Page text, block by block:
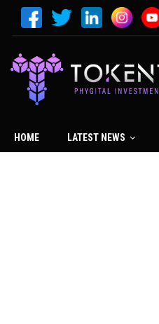
HOME LATEST NEWS